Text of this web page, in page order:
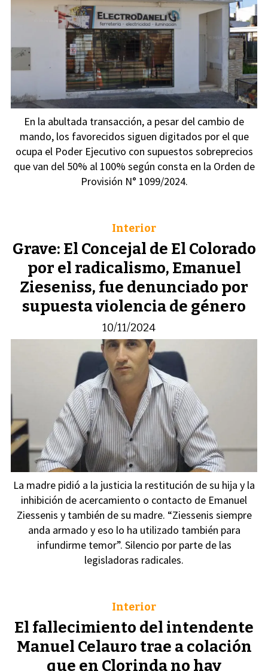
En la abultada transacción, a pesar del cambio de
mando, los favorecidos siguen digitados por el que
ocupa el Poder Ejecutivo con supuestos sobreprecios
que van del 50% al 100% según consta en la Orden de
Provisión N° 1099/2024.
Grave: El Concejal de El Colorado
por el radicalismo, Emanuel
Zieseniss, fue denunciado por
supuesta violencia de género
Interior
10/11/2024
La madre pidió a la justicia la restitución de su hija y la
inhibición de acercamiento o contacto de Emanuel
Ziessenis y también de su madre. “Ziessenis siempre
anda armado y eso lo ha utilizado también para
infundirme temor”. Silencio por parte de las
legisladoras radicales.
El fallecimiento del intendente
Manuel Celauro trae a colación
que en Clorinda no hay
Interior